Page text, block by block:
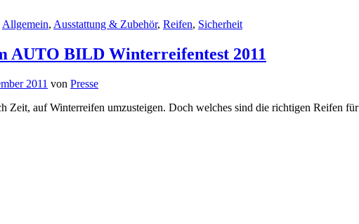
Allgemein, Ausstattung & Zubehör, Reifen, Sicherheit
AUTO BILD Winterreifentest 2011
2011 von Presse
Zeit, auf Winterreifen umzusteigen. Doch welches sind die richtigen Reifen für